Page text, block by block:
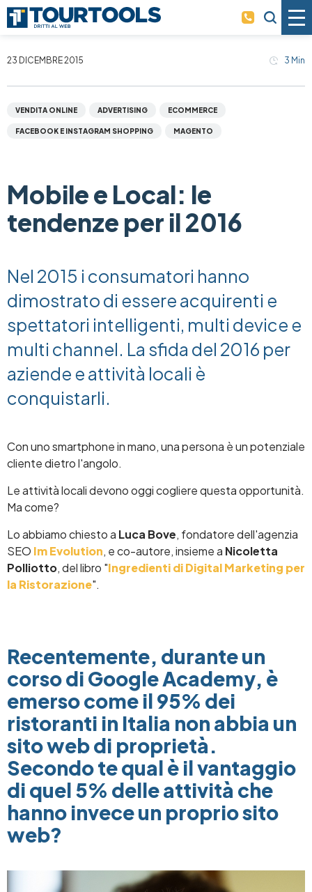
23 DICEMBRE 2015 3 Min
VENDITA ONLINE ADVERTISING ECOMMERCE
FACEBOOK E INSTAGRAM SHOPPING MAGENTO
Mobile e Local: le
tendenze per il 2016
Nel 2015 i consumatori hanno
dimostrato di essere acquirenti e
spettatori intelligenti, multi device e
multi channel. La sfida del 2016 per
aziende e attività locali è
conquistarli.
Con uno smartphone in mano, una persona è un potenziale
cliente dietro l'angolo.
Le attività locali devono oggi cogliere questa opportunità.
Ma come?
Lo abbiamo chiesto a Luca Bove, fondatore dell'agenzia
SEO Im Evolution, e co-autore, insieme a Nicoletta
Polliotto, del libro "Ingredienti di Digital Marketing per
la Ristorazione".
Recentemente, durante un
corso di Google Academy, è
emerso come il 95% dei
ristoranti in Italia non abbia un
sito web di proprietà.
Secondo te qual è il vantaggio
di quel 5% delle attività che
hanno invece un proprio sito
web?